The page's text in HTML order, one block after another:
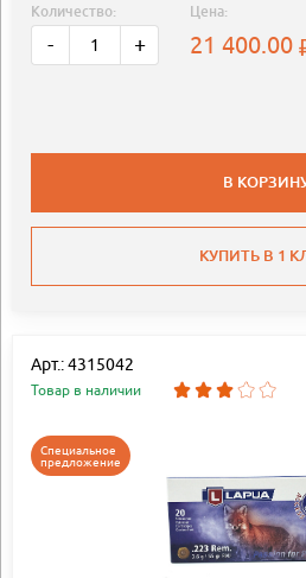
Количество:
- +
Цена:
21 400.00
В
КУПИТЬ В 1
Арт.: 4315042
Товар в наличии
Специальное
предложение